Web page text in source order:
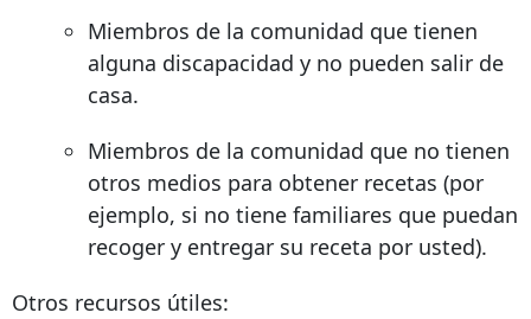
Miembros de la comunidad que tienen
alguna discapacidad y no pueden salir de
casa.
Miembros de la comunidad que no tienen
otros medios para obtener recetas (por
ejemplo, si no tiene familiares que puedan
recoger y entregar su receta por usted).
Otros recursos útiles: